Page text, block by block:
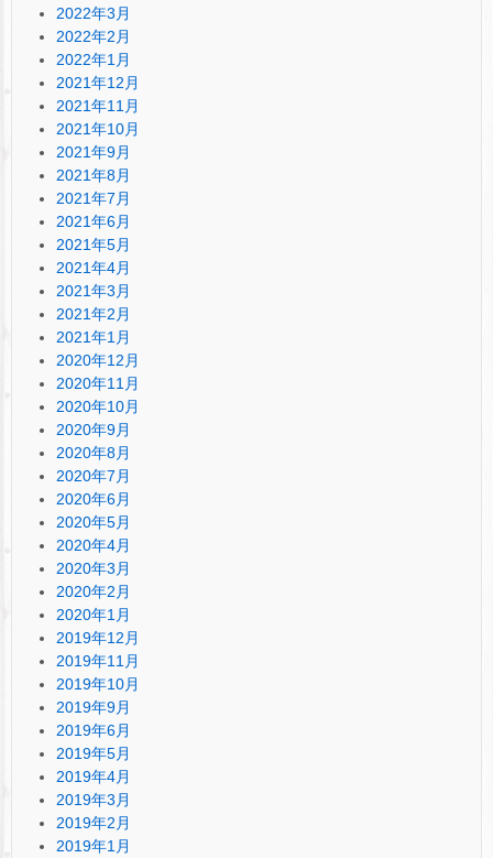
2022年3月
2022年2月
2022年1月
2021年12月
2021年11月
2021年10月
2021年9月
2021年8月
2021年7月
2021年6月
2021年5月
2021年4月
2021年3月
2021年2月
2021年1月
2020年12月
2020年11月
2020年10月
2020年9月
2020年8月
2020年7月
2020年6月
2020年5月
2020年4月
2020年3月
2020年2月
2020年1月
2019年12月
2019年11月
2019年10月
2019年9月
2019年6月
2019年5月
2019年4月
2019年3月
2019年2月
2019年1月